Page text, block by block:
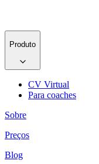
Produto
CV Virtual
Para coaches
Sobre
Preços
Blog